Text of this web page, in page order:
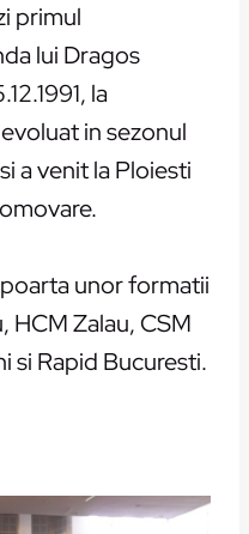
primul
lui Dragos
la
in sezonul
a venit la Ploiesti
unor formatii
HCM Zalau, CSM
si Rapid Bucuresti.